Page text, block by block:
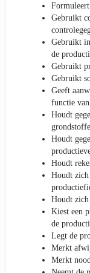
Gebruikt
Gebruikt
de
Gebruikt
Gebruikt
Geeft
functie
Houdt
Houdt
Houdt
Houdt zich
Houdt
Kiest een
de
Legt de
Merkt
Merkt